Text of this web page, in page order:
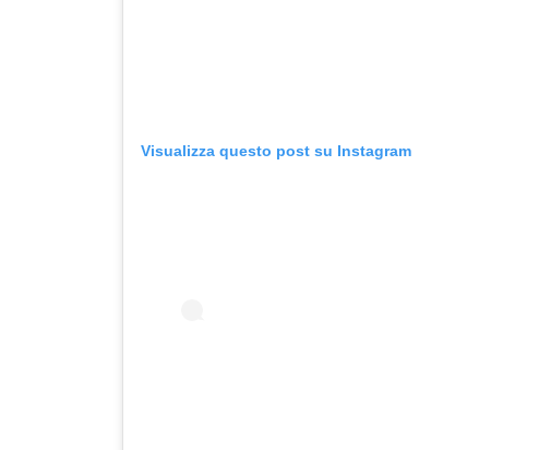
Visualizza questo post su Instagram